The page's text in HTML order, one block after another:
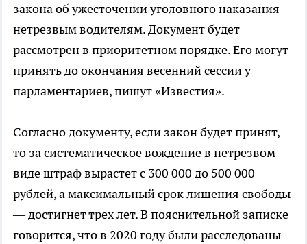
закона об ужесточении уголовного наказания
нетрезвым водителям. Документ будет
рассмотрен в приоритетном порядке. Его могут
принять до окончания весенний сессии у
парламентариев, пишут «Известия».
Согласно документу, если закон будет принят,
то за систематическое вождение в нетрезвом
виде штраф вырастет с 300 000 до 500 000
рублей, а максимальный срок лишения свободы
— достигнет трех лет. В пояснительной записке
говорится, что в 2020 году были расследованы